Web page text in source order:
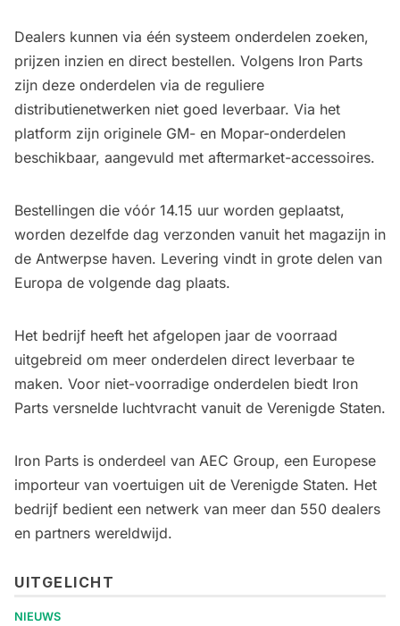
Dealers kunnen via één systeem onderdelen zoeken,
prijzen inzien en direct bestellen. Volgens Iron Parts
zijn deze onderdelen via de reguliere
distributienetwerken niet goed leverbaar. Via het
platform zijn originele GM- en Mopar-onderdelen
beschikbaar, aangevuld met aftermarket-accessoires.
Bestellingen die vóór 14.15 uur worden geplaatst,
worden dezelfde dag verzonden vanuit het magazijn in
de Antwerpse haven. Levering vindt in grote delen van
Europa de volgende dag plaats.
Het bedrijf heeft het afgelopen jaar de voorraad
uitgebreid om meer onderdelen direct leverbaar te
maken. Voor niet-voorradige onderdelen biedt Iron
Parts versnelde luchtvracht vanuit de Verenigde Staten.
Iron Parts is onderdeel van AEC Group, een Europese
importeur van voertuigen uit de Verenigde Staten. Het
bedrijf bedient een netwerk van meer dan 550 dealers
en partners wereldwijd.
UITGELICHT
NIEUWS